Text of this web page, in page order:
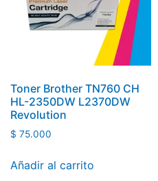
Toner Brother TN760 CH
HL-2350DW L2370DW
Revolution
$ 75.000
Añadir al carrito